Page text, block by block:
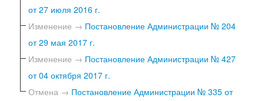
от 27 июля 2016 г.
Изменение → Постановление Администрации № 204
от 29 мая 2017 г.
Изменение → Постановление Администрации № 427
от 04 октября 2017 г.
Отмена → Постановление Администрации № 335 от